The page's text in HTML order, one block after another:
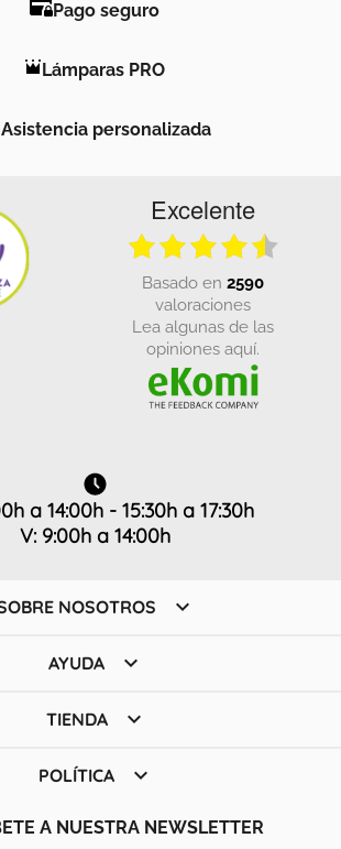
Pago seguro
Lámparas PRO
Asistencia personalizada
Excelente
basado en 2590
valoraciones
Lea algunas de las
opiniones aquí.
a 14:00h - 15:30h a 17:30h
V: 9:00h a 14:00h
NOSOTROS 
AYUDA 
TIENDA 
POLÍTICA 
A NUESTRA NEWSLETTER